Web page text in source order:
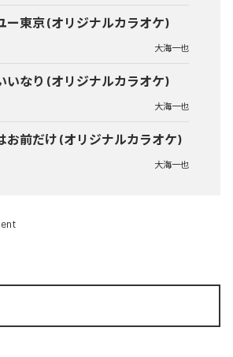
ー東京 (オリジナルカラオケ)
大海一也
いなり (オリジナルカラオケ)
大海一也
お前だけ (オリジナルカラオケ)
大海一也